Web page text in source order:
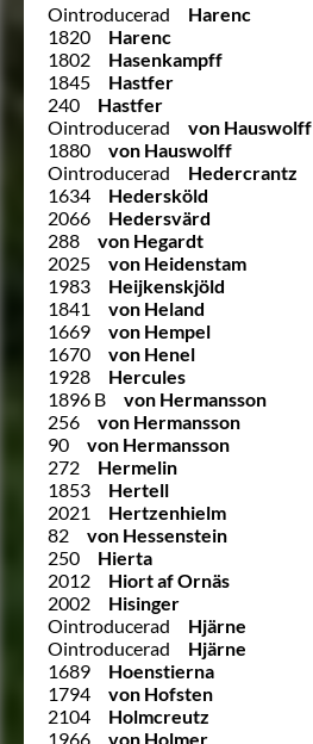
Ointroducerad
Harenc
1820
Harenc
1802
Hasenkampff
1845
Hastfer
240
Hastfer
Ointroducerad
von Hauswolff
1880
von Hauswolff
Ointroducerad
Hedercrantz
1634
Hedersköld
2066
Hedersvärd
288
von Hegardt
2025
von Heidenstam
1983
Heijkenskjöld
1841
von Heland
1669
von Hempel
1670
von Henel
1928
Hercules
1896 B
von Hermansson
256
von Hermansson
90
von Hermansson
272
Hermelin
1853
Hertell
2021
Hertzenhielm
82
von Hessenstein
250
Hierta
2012
Hiort af Ornäs
2002
Hisinger
Ointroducerad
Hjärne
Ointroducerad
Hjärne
1689
Hoenstierna
1794
von Hofsten
2104
Holmcreutz
1966
von Holmer